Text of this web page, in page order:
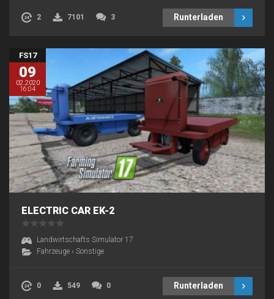
2 7101 3 Runterladen
FS17
09
02.2020
16:04
ELECTRIC CAR EK-2
Landwirtschafts Simulator 17
Fahrzeuge › Sonstige
0 549 0 Runterladen